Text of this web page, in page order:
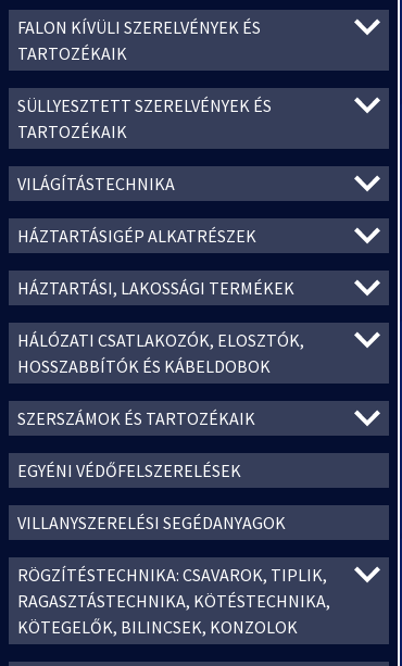
FALON KÍVÜLI SZERELVÉNYEK ÉS
TARTOZÉKAIK
SÜLLYESZTETT SZERELVÉNYEK ÉS
TARTOZÉKAIK
VILÁGÍTÁSTECHNIKA
HÁZTARTÁSIGÉP ALKATRÉSZEK
HÁZTARTÁSI, LAKOSSÁGI TERMÉKEK
HÁLÓZATI CSATLAKOZÓK, ELOSZTÓK,
HOSSZABBÍTÓK ÉS KÁBELDOBOK
SZERSZÁMOK ÉS TARTOZÉKAIK
EGYÉNI VÉDŐFELSZERELÉSEK
VILLANYSZERELÉSI SEGÉDANYAGOK
RÖGZÍTÉSTECHNIKA: CSAVAROK, TIPLIK,
RAGASZTÁSTECHNIKA, KÖTÉSTECHNIKA,
KÖTEGELŐK, BILINCSEK, KONZOLOK